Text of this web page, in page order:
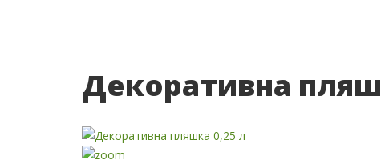
Декоративна